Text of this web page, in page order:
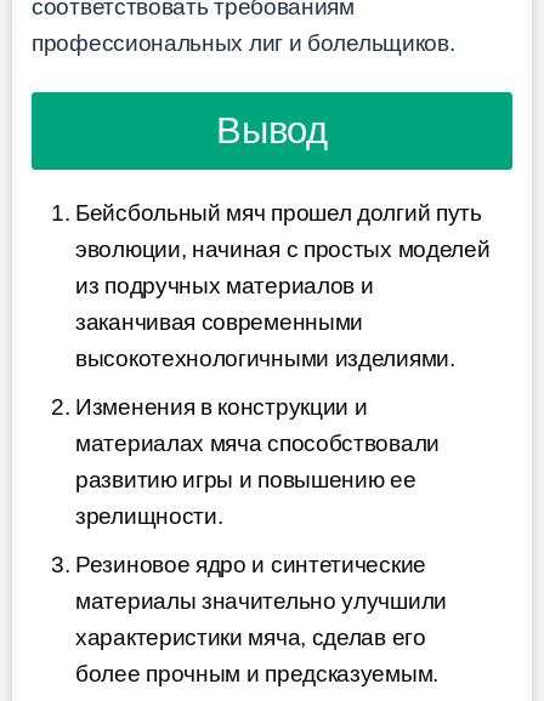
соответствовать требованиям
профессиональных лиг и болельщиков.
Вывод
Бейсбольный мяч прошел долгий путь
эволюции, начиная с простых моделей
из подручных материалов и
заканчивая современными
высокотехнологичными изделиями.
Изменения в конструкции и
материалах мяча способствовали
развитию игры и повышению ее
зрелищности.
Резиновое ядро и синтетические
материалы значительно улучшили
характеристики мяча, сделав его
более прочным и предсказуемым.